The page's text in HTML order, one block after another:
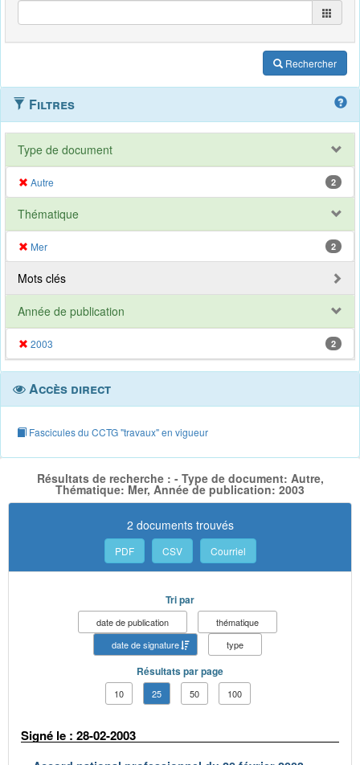
Rechercher
Filtres
Type de document
Autre 2
Thématique
Mer 2
Mots clés
Année de publication
2003 2
Accès direct
Fascicules du CCTG "travaux" en vigueur
Résultats de recherche : - Type de document: Autre,
Thématique: Mer, Année de publication: 2003
2 documents trouvés
PDF CSV Courriel
Tri par
date de publication
thématique
date de signature
type
Résultats par page
10 25 50 100
Signé le : 28-02-2003